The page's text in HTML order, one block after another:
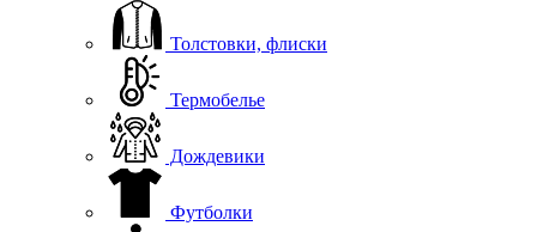
Толстовки, флиски
Термобелье
Дождевики
Футболки